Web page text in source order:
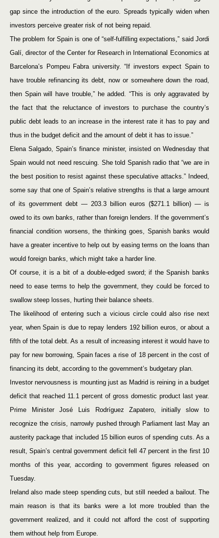
gap since the introduction of the euro. Spreads typically widen when
investors perceive greater risk of not being repaid.
The problem for Spain is one of “self-fulfilling expectations,” said Jordi
Galí, director of the Center for Research in International Economics at
Barcelona’s Pompeu Fabra university. “If investors expect Spain to
have trouble refinancing its debt, now or somewhere down the road,
then Spain will have trouble,” he added. “This is only aggravated by
the fact that the reluctance of investors to purchase the country’s
public debt leads to an increase in the interest rate it has to pay and
thus in the budget deficit and the amount of debt it has to issue.”
Elena Salgado, Spain’s finance minister, insisted on Wednesday that
Spain would not need rescuing. She told Spanish radio that “we are in
the best position to resist against these speculative attacks.” Indeed,
some say that one of Spain’s relative strengths is that a large amount
of its government debt — 203.3 billion euros ($271.1 billion) — is
owed to its own banks, rather than foreign lenders. If the government’s
financial condition worsens, the thinking goes, Spanish banks would
have a greater incentive to help out by easing terms on the loans than
would foreign banks, which might take a harder line.
Of course, it is a bit of a double-edged sword; if the Spanish banks
need to ease terms to help the government, they could be forced to
swallow steep losses, hurting their balance sheets.
The likelihood of entering such a vicious circle could also rise next
year, when Spain is due to repay lenders 192 billion euros, or about a
fifth of the total debt. As a result of increasing interest it would have to
pay for new borrowing, Spain faces a rise of 18 percent in the cost of
financing its debt, according to the government’s budgetary plan.
Investor nervousness is mounting just as Madrid is reining in a budget
deficit that reached 11.1 percent of gross domestic product last year.
Prime Minister José Luis Rodríguez Zapatero, initially slow to
recognize the crisis, narrowly pushed through Parliament last May an
austerity package that included 15 billion euros of spending cuts. As a
result, Spain’s central government deficit fell 47 percent in the first 10
months of this year, according to government figures released on
Tuesday.
Ireland also made steep spending cuts, but still needed a bailout. The
main reason is that its banks were a lot more troubled than the
government realized, and it could not afford the cost of supporting
them without help from Europe.